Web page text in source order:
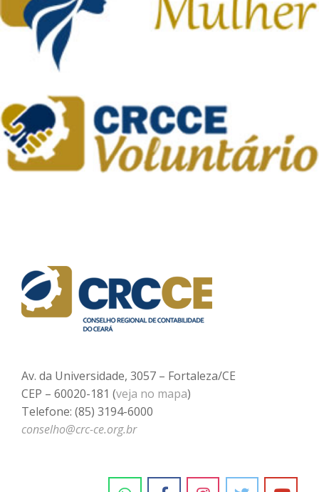
Av. da Universidade, 3057 – Fortaleza/CE
CEP – 60020-181 (veja no mapa)
Telefone: (85) 3194-6000
conselho@crc-ce.org.br